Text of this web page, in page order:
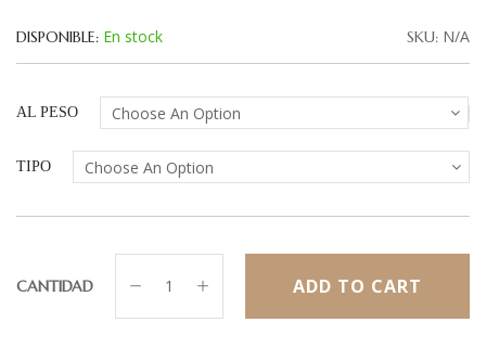
DISPONIBLE: En stock SKU: N/A
AL PESO
TIPO
CANTIDAD ADD TO CART